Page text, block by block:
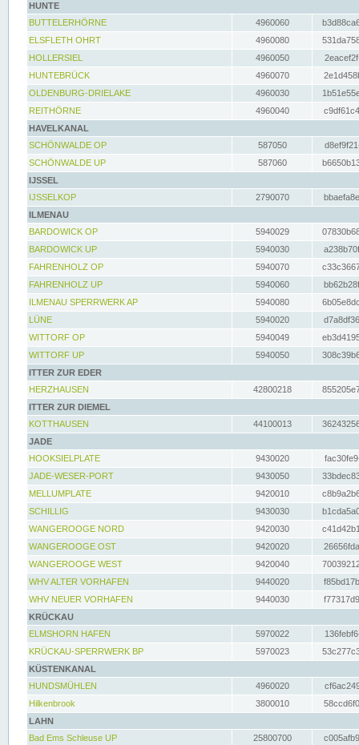
HUNTE
BUTTELERHÖRNE
4960060
ELSFLETH OHRT
4960080
HOLLERSIEL
4960050
HUNTEBRÜCK
4960070
OLDENBURG-DRIELAKE
4960030
REITHÖRNE
4960040
HAVELKANAL
SCHÖNWALDE OP
587050
SCHÖNWALDE UP
587060
IJSSEL
IJSSELKOP
2790070
ILMENAU
BARDOWICK OP
5940029
BARDOWICK UP
5940030
FAHRENHOLZ OP
5940070
FAHRENHOLZ UP
5940060
ILMENAU SPERRWERK AP
5940080
LÜNE
5940020
WITTORF OP
5940049
WITTORF UP
5940050
ITTER ZUR EDER
HERZHAUSEN
42800218
ITTER ZUR DIEMEL
KOTTHAUSEN
44100013
JADE
HOOKSIELPLATE
9430020
JADE-WESER-PORT
9430050
MELLUMPLATE
9420010
SCHILLIG
9430030
WANGEROOGE NORD
9420030
WANGEROOGE OST
9420020
WANGEROOGE WEST
9420040
WHV ALTER VORHAFEN
9440020
WHV NEUER VORHAFEN
9440030
KRÜCKAU
ELMSHORN HAFEN
5970022
KRÜCKAU-SPERRWERK BP
5970023
KÜSTENKANAL
HUNDSMÜHLEN
4960020
Hilkenbrook
3800010
LAHN
Bad Ems Schleuse UP
25800700